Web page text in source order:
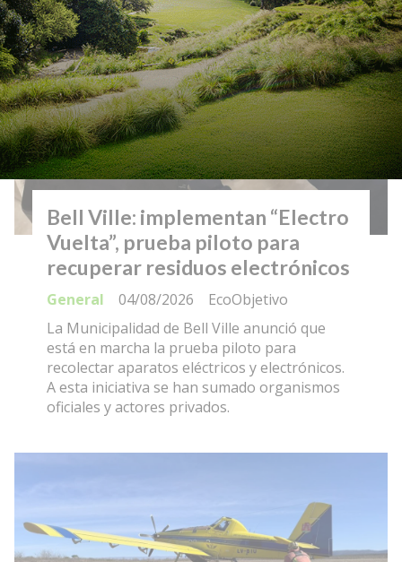
Bell Ville: implementan “Electro
Vuelta”, prueba piloto para
recuperar residuos electrónicos
EcoObjetivo
General
04/08/2026
La Municipalidad de Bell Ville anunció que
está en marcha la prueba piloto para
recolectar aparatos eléctricos y electrónicos.
A esta iniciativa se han sumado organismos
oficiales y actores privados.